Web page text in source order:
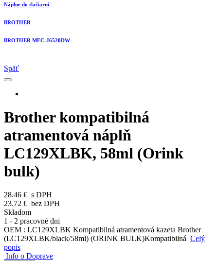
Náplne do tlačiarní
BROTHER
BROTHER MFC-J6520DW
Späť
Brother kompatibilná
atramentová náplň
LC129XLBK, 58ml (Orink
bulk)
28.46 € s DPH
23.72 € bez DPH
Skladom
1 - 2 pracovné dni
OEM : LC129XLBK Kompatibilná atramentová kazeta Brother
(LC129XLBK/black/58ml) (ORINK BULK)Kompatibilná Celý
popis
Info o Doprave